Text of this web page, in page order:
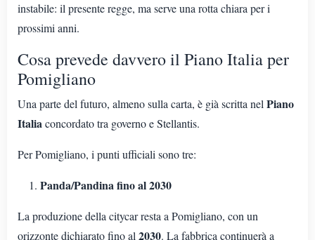
instabile: il presente regge, ma serve una rotta chiara per i
prossimi anni.
Cosa prevede davvero il Piano Italia per
Pomigliano
Una parte del futuro, almeno sulla carta, è già scritta nel Piano
Italiaconcordato tra governo e Stellantis.
Per Pomigliano, i punti ufficiali sono tre:
Panda/Pandina fino al 2030
La produzione della citycar resta a Pomigliano, con un
orizzonte dichiarato fino al 2030. La fabbrica continuerà a